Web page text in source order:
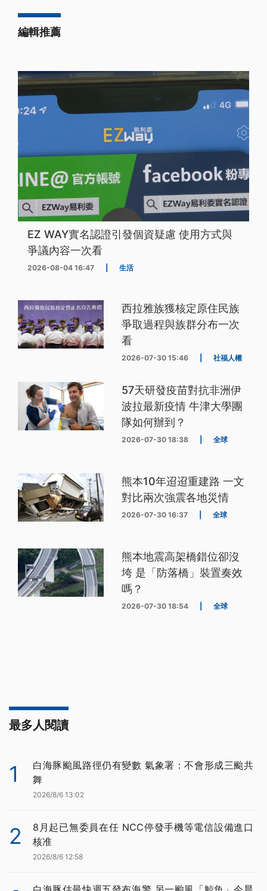
編輯推薦
EZ WAY實名認證引發個資疑慮 使用方式與
爭議內容一次看
2026-08-04 16:47 生活
西拉雅族獲核定原住民族
爭取過程與族群分布一次
看
2026-07-30 15:46 社福人權
57天研發疫苗對抗非洲伊
波拉最新疫情 牛津大學團
隊如何辦到？
2026-07-30 18:38 全球
熊本10年迢迢重建路 一文
對比兩次強震各地災情
2026-07-30 16:37 全球
熊本地震高架橋錯位卻沒
垮 是「防落橋」裝置奏效
嗎？
2026-07-30 18:54 全球
最多人閱讀
1
白海豚颱風路徑仍有變數 氣象署：不會形成三颱共
舞
2026/8/6 13:02
2
8月起已無委員在任 NCC停發手機等電信設備進口
核准
2026/8/6 12:58